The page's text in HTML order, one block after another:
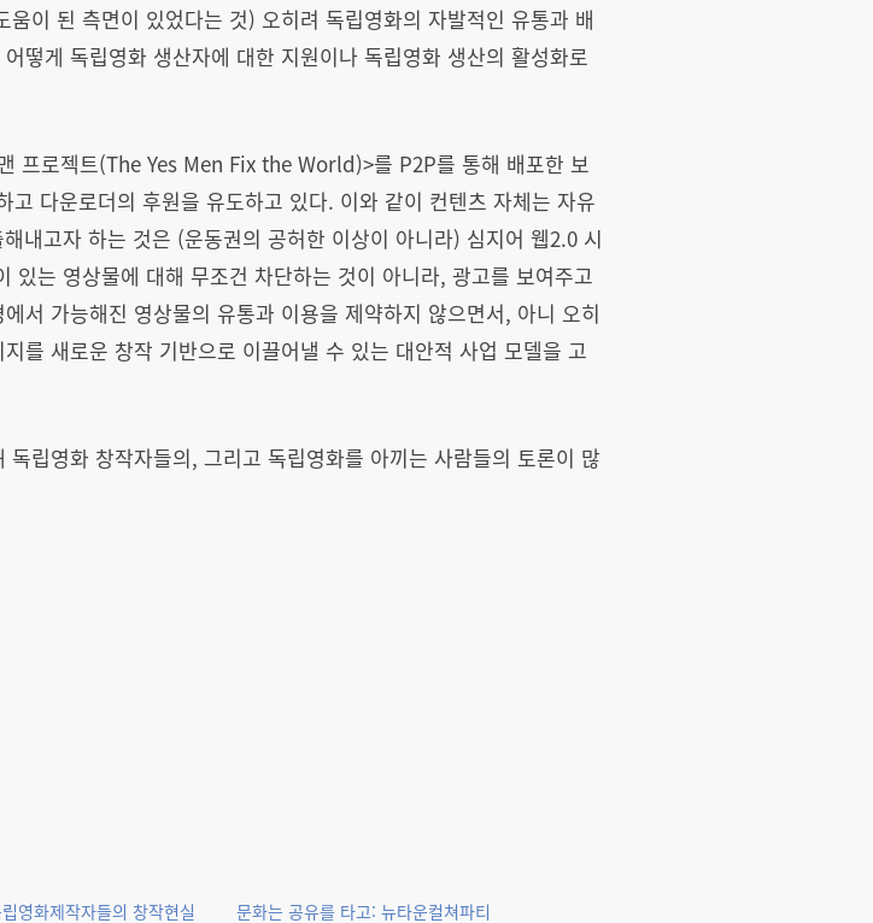
이 된 측면이 있었다는 것) 오히려 독립영화의 자발적인 유통과 배
떻게 독립영화 생산자에 대한 지원이나 독립영화 생산의 활성화로
프로젝트(The Yes Men Fix the World)>를 P2P를 통해 배포한 보
고 다운로더의 후원을 유도하고 있다. 이와 같이 컨텐츠 자체는 자유
내고자 하는 것은 (운동권의 공허한 이상이 아니라) 심지어 웹2.0 시
있는 영상물에 대해 무조건 차단하는 것이 아니라, 광고를 보여주고
서 가능해진 영상물의 유통과 이용을 제약하지 않으면서, 아니 오히
를 새로운 창작 기반으로 이끌어낼 수 있는 대안적 사업 모델을 고
립영화 창작자들의, 그리고 독립영화를 아끼는 사람들의 토론이 많
영화제작자들의 창작현실 문화는 공유를 타고: 뉴타운컬쳐파티